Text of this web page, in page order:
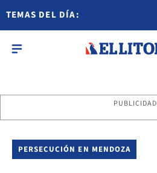
TEMAS DEL DÍA:
PUBLICIDAD
PERSECUCIÓN EN MENDOZA